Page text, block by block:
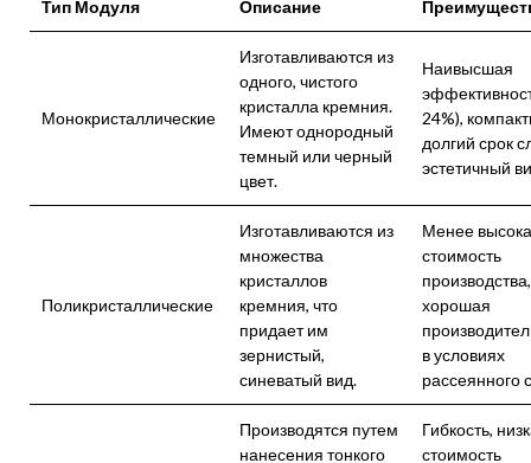
Тип Модуля Описание
Монокристаллические
Изготавливаются из
одного, чистого
кристалла кремния.
Имеют однородный
темный или черный
цвет.
Наивысшая
24%),
долгий срок
эстетичный
Поликристаллические
Изготавливаются из
множества
кристаллов
кремния, что
придает им
зернистый,
синеватый вид.
Менее
стоимость
производства,
хорошая
в условиях
рассеянного
Производятся путем
нанесения тонкого
Гибкость,
стоимость